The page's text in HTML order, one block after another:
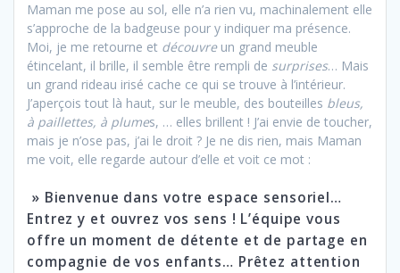
Maman me pose au sol, elle n’a rien vu, machinalement elle
s’approche de la badgeuse pour y indiquer ma présence.
Moi, je me retourne et découvre un grand meuble
étincelant, il brille, il semble être rempli de surprises… Mais
un grand rideau irisé cache ce qui se trouve à l’intérieur.
J’aperçois tout là haut, sur le meuble, des bouteilles bleus,
à paillettes, à plumes, … elles brillent ! J’ai envie de toucher,
mais je n’ose pas, j’ai le droit ? Je ne dis rien, mais Maman
me voit, elle regarde autour d’elle et voit ce mot :
» Bienvenue dans votre espace sensoriel…
Entrez y et ouvrez vos sens ! L’équipe vous
offre un moment de détente et de partage en
compagnie de vos enfants… Prêtez attention